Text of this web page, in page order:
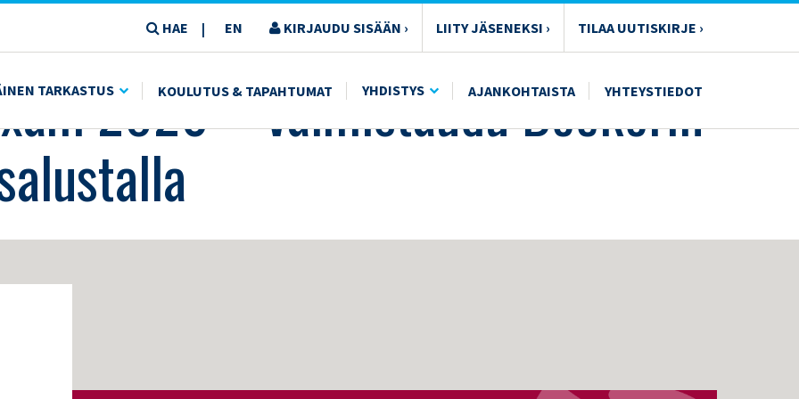
HAE | EN KIRJAUDU SISÄÄN › LIITY JÄSENEKSI › TILAA UUTISKIRJE ›
TARKASTUS KOULUTUS & TAPAHTUMAT YHDISTYS AJANKOHTAISTA YHTEYSTIEDOT
BECKERIN REVIEW -OPPIMISALUSTALLA
2026 – valmistaudu Beckerin